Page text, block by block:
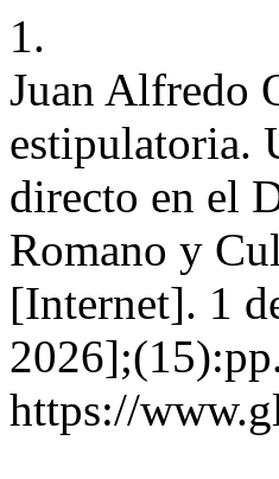
1.
Juan Alfredo
estipulatoria.
directo en el
Romano y
[Internet]. 1
https://